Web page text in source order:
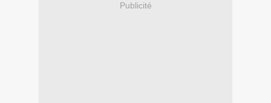
Publicité